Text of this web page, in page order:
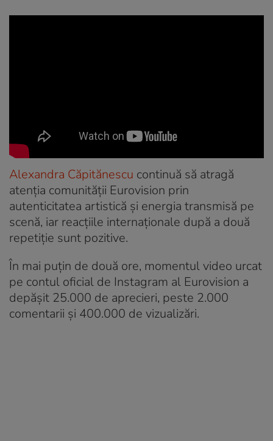
Alexandra Căpitănescu continuă să atragă
atenția comunității Eurovision prin
autenticitatea artistică și energia transmisă pe
scenă, iar reacțiile internaționale după a două
repetiție sunt pozitive.
În mai puțin de două ore, momentul video urcat
pe contul oficial de Instagram al Eurovision a
depășit 25.000 de aprecieri, peste 2.000
comentarii și 400.000 de vizualizări.